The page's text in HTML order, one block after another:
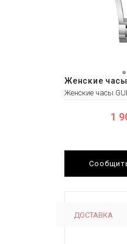
Женские часы
Женские часы
1
ДОСТАВКА